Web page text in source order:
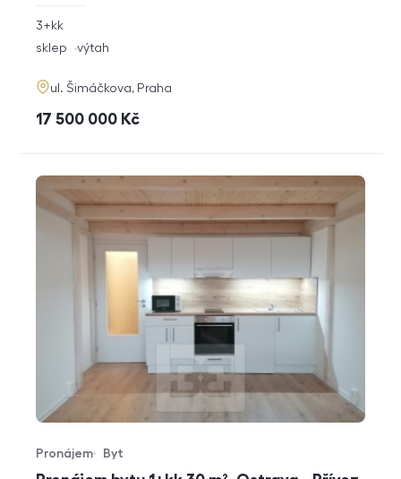
rozměry
dispozice
3+kk
funkce
sklep výtah
adresa
ul. Šimáčkova, Praha
cena
17 500 000 Kč
Typ nabídky
Pronájem
Typ nemovitosti
Byt